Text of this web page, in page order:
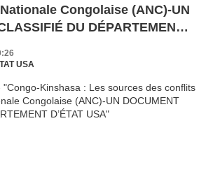
Congolaise (ANC)-UN
DU DÉPARTEMENT
USA